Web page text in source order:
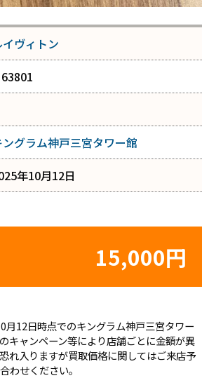
イヴィトン
ングラム神戸三宮タワー館
年10月12日
15,000円
12日時点でのキングラム神戸三宮タワー
キャンペーン等により店舗ごとに金額が異
れ入りますが買取価格に関してはご来店予
わせください。